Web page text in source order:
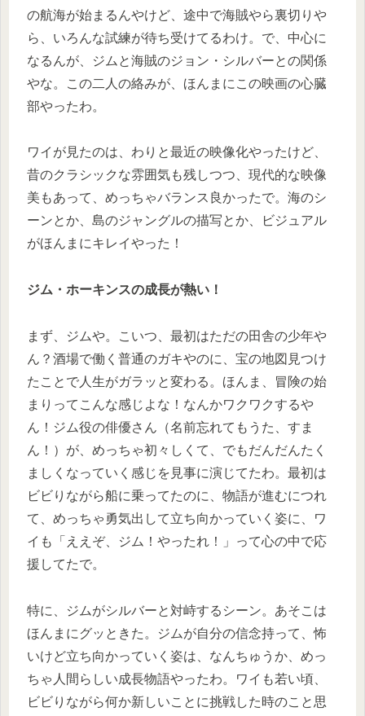
の航海が始まるんやけど、途中で海賊やら裏切りや
ら、いろんな試練が待ち受けてるわけ。で、中心に
なるんが、ジムと海賊のジョン・シルバーとの関係
やな。この二人の絡みが、ほんまにこの映画の心臓
部やったわ。
ワイが見たのは、わりと最近の映像化やったけど、
昔のクラシックな雰囲気も残しつつ、現代的な映像
美もあって、めっちゃバランス良かったで。海のシ
ーンとか、島のジャングルの描写とか、ビジュアル
がほんまにキレイやった！
ジム・ホーキンスの成長が熱い！
まず、ジムや。こいつ、最初はただの田舎の少年や
ん？酒場で働く普通のガキやのに、宝の地図見つけ
たことで人生がガラッと変わる。ほんま、冒険の始
まりってこんな感じよな！なんかワクワクするや
ん！ジム役の俳優さん（名前忘れてもうた、すま
ん！）が、めっちゃ初々しくて、でもだんだんたく
ましくなっていく感じを見事に演じてたわ。最初は
ビビりながら船に乗ってたのに、物語が進むにつれ
て、めっちゃ勇気出して立ち向かっていく姿に、ワ
イも「ええぞ、ジム！やったれ！」って心の中で応
援してたで。
特に、ジムがシルバーと対峙するシーン。あそこは
ほんまにグッときた。ジムが自分の信念持って、怖
いけど立ち向かっていく姿は、なんちゅうか、めっ
ちゃ人間らしい成長物語やったわ。ワイも若い頃、
ビビりながら何か新しいことに挑戦した時のこと思